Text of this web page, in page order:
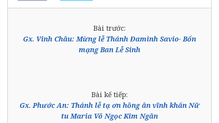
Bài trước:
Gx. Vinh Châu: Mừng lễ Thánh Đaminh Savio- Bổn
mạng Ban Lễ Sinh
Bài kế tiếp:
Gx. Phước An: Thánh lễ tạ ơn hồng ân vĩnh khấn Nữ
tu Maria Võ Ngọc Kim Ngân